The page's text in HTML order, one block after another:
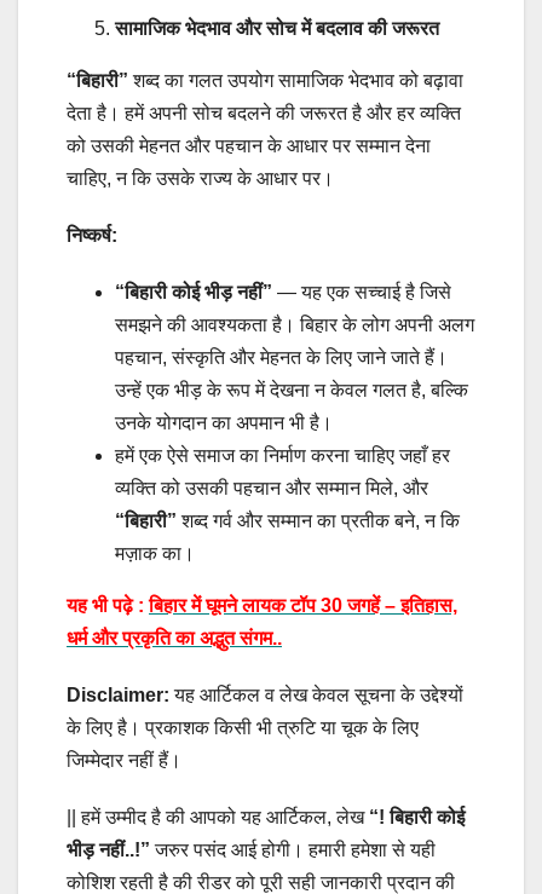
सामाजिक भेदभाव और सोच में बदलाव की जरूरत
“बिहारी” शब्द का गलत उपयोग सामाजिक भेदभाव को बढ़ावा
देता है। हमें अपनी सोच बदलने की जरूरत है और हर व्यक्ति
को उसकी मेहनत और पहचान के आधार पर सम्मान देना
चाहिए, न कि उसके राज्य के आधार पर।
निष्कर्ष:
“बिहारी कोई भीड़ नहीं” — यह एक सच्चाई है जिसे
समझने की आवश्यकता है। बिहार के लोग अपनी अलग
पहचान, संस्कृति और मेहनत के लिए जाने जाते हैं।
उन्हें एक भीड़ के रूप में देखना न केवल गलत है, बल्कि
उनके योगदान का अपमान भी है।
हमें एक ऐसे समाज का निर्माण करना चाहिए जहाँ हर
व्यक्ति को उसकी पहचान और सम्मान मिले, और
“बिहारी” शब्द गर्व और सम्मान का प्रतीक बने, न कि
मज़ाक का।
यह भी पढ़े :बिहार में घूमने लायक टॉप 30 जगहें – इतिहास,
धर्म और प्रकृति का अद्भुत संगम..
Disclaimer: यह आर्टिकल व लेख केवल सूचना के उद्देश्यों
के लिए है। प्रकाशक किसी भी त्रुटि या चूक के लिए
जिम्मेदार नहीं हैं।
|| हमें उम्मीद है की आपको यह आर्टिकल, लेख “!बिहारी कोई
भीड़ नहीं..!” जरुर पसंद आई होगी। हमारी हमेशा से यही
कोशिश रहती है की रीडर को पूरी सही जानकारी प्रदान की